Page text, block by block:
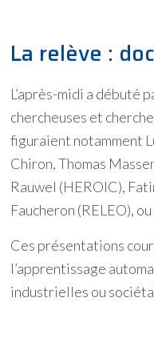
La relève :
L’après-midi a débuté
chercheuses et
figuraient notamment
Chiron, Thomas
Rauwel (HEROIC),
Faucheron (RELEO),
Ces présentations
l’apprentissage
industrielles ou